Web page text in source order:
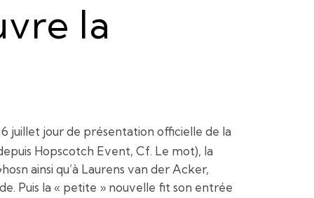
la
juillet jour de présentation officielle de la
Hopscotch Event, Cf. Le mot), la
ainsi qu’à Laurens van der Acker,
Puis la « petite » nouvelle fit son entrée